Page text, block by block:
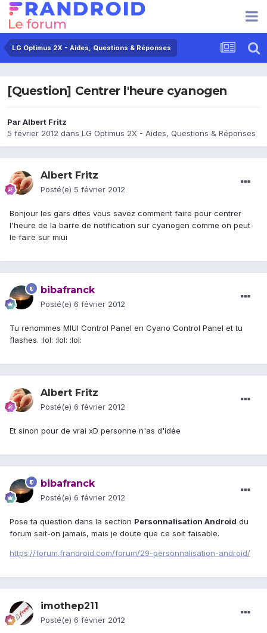
LG Optimus 2X - Aides, Questions & Réponses
[Question] Centrer l'heure cyanogen
ParAlbert Fritz
5 février 2012 dans LG Optimus 2X - Aides, Questions & Réponses
Albert Fritz
Posté(e) 5 février 2012
Bonjour les gars dites vous savez comment faire pour centrer
l'heure de la barre de notification sur cyanogen comme on peut
le faire sur miui
bibafranck
Posté(e) 6 février 2012
Tu renommes MIUI Control Panel en Cyano Control Panel et tu
flashes. :lol: :lol: :lol:
Albert Fritz
Posté(e) 6 février 2012
Et sinon pour de vrai xD personne n'as d'idée
bibafranck
Posté(e) 6 février 2012
Pose ta question dans la section Personnalisation Android du
forum sait-on jamais, mais je doute que ce soit faisable.
https://forum.frandroid.com/forum/29-personnalisation-android/
imothep211
Posté(e) 6 février 2012